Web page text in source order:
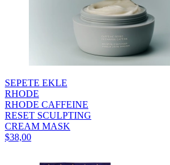
SEPETE EKLE
RHODE
RHODE CAFFEINE
RESET SCULPTING
CREAM MASK
$38,00